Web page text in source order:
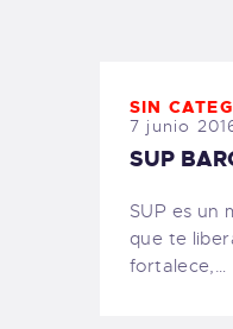
SIN
7 junio
SUP
SUP es un
que te
fortalece,…